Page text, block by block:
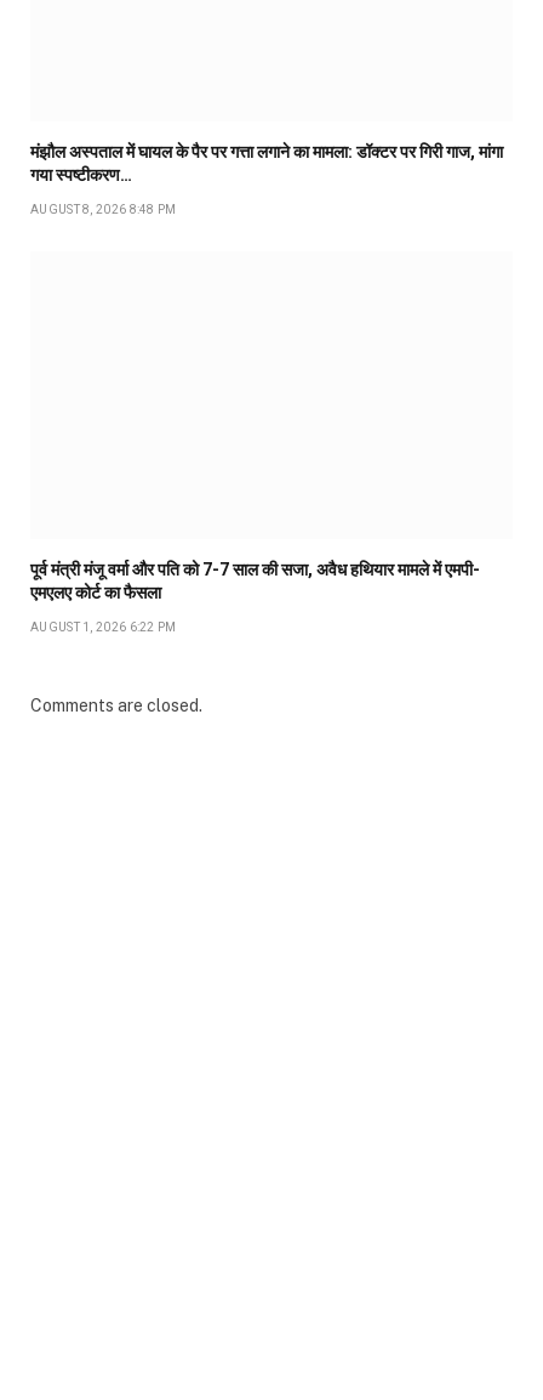
मंझौल अस्पताल में घायल के पैर पर गत्ता लगाने का मामला: डॉक्टर पर गिरी गाज, मांगा
गया स्पष्टीकरण…
AUGUST 8, 2026 8:48 PM
पूर्व मंत्री मंजू वर्मा और पति को 7-7 साल की सजा, अवैध हथियार मामले में एमपी-
एमएलए कोर्ट का फैसला
AUGUST 1, 2026 6:22 PM
Comments are closed.